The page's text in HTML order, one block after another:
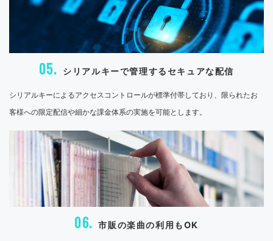
05. シリアルキーで管理するセキュアな配信
シリアルキーによるアクセスコントロールが標準付帯しており、限られたお
客様への限定配信や細かな課金体系の実施を可能とします。
06. 市販の楽曲の利用もOK